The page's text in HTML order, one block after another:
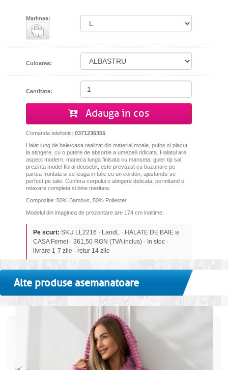
Marimea:
Culoarea:
Cantitate:
Adauga in cos
Comanda telefonic: 0371236355
Halat lung de baie/casa realizat din material moale, pufos si placut
la atingere, cu o putere de absortie a umezelii ridicata. Halatul are
aspect modern, maneca lunga finisata cu manseta, guler tip sal,
prezinta model floral deosebit, este prevazut cu buzunare pe
partea frontala si se leaga in talie cu un cordon, ajustandu-se
perfect pe talie. Confera corpului o atingere delicata, permitand o
relaxare completa si bine meritata.
Compozitie: 50% Bambus, 50% Poliester
Modelul din imaginea de prezentare are 174 cm inaltime.
Pe scurt: SKU LL2216 · LandL · HALATE DE BAIE si
CASA Femei · 361,50 RON (TVA inclus) · In stoc ·
livrare 1-7 zile · retur 14 zile
Alte produse asemanatoare